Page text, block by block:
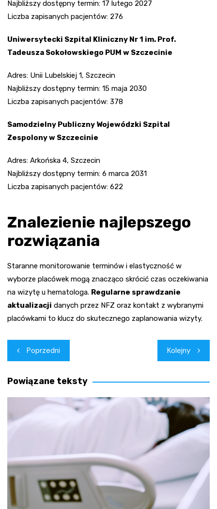
Najbliższy dostępny termin: 17 lutego 2027
Liczba zapisanych pacjentów: 276
Uniwersytecki Szpital Kliniczny Nr 1 im. Prof.
Tadeusza Sokołowskiego PUM w Szczecinie
Adres: Unii Lubelskiej 1, Szczecin
Najbliższy dostępny termin: 15 maja 2030
Liczba zapisanych pacjentów: 378
Samodzielny Publiczny Wojewódzki Szpital
Zespolony w Szczecinie
Adres: Arkońska 4, Szczecin
Najbliższy dostępny termin: 6 marca 2031
Liczba zapisanych pacjentów: 622
Znalezienie najlepszego
rozwiązania
Staranne monitorowanie terminów i elastyczność w
wyborze placówek mogą znacząco skrócić czas oczekiwania
na wizytę u hematologa. Regularne sprawdzanie
aktualizacji danych przez NFZ oraz kontakt z wybranymi
placówkami to klucz do skutecznego zaplanowania wizyty.
Nawigacja
wpisu
Poprzedni Kolejny
Powiązane teksty